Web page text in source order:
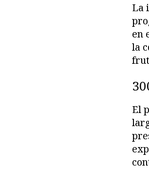
La
en
la
El